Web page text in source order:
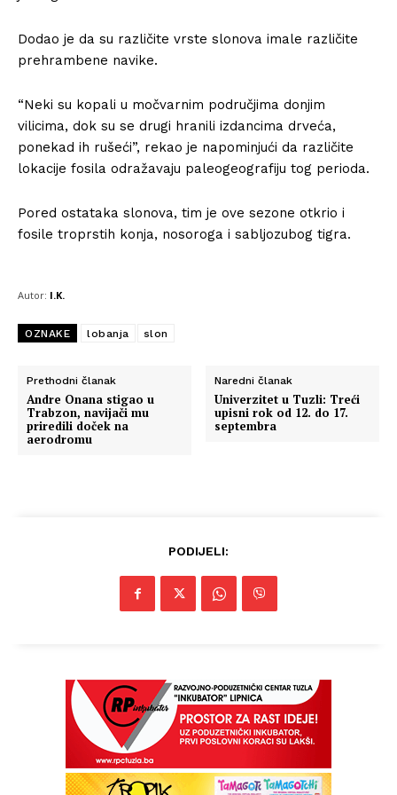
Info
O nama
Kontakt
Dodao je da su različite vrste slonova imale različite
prehrambene navike.
“Neki su kopali u močvarnim područjima donjim
vilicima, dok su se drugi hranili izdancima drveća,
ponekad ih rušeći”, rekao je napominjući da različite
lokacije fosila odražavaju paleogeografiju tog perioda.
Pored ostataka slonova, tim je ove sezone otkrio i
fosile troprstih konja, nosoroga i sabljozubog tigra.
Autor: I.K.
OZNAKE lobanja slon
Prethodni članak
Andre Onana stigao u
Trabzon, navijači mu
priredili doček na
aerodromu
Naredni članak
Univerzitet u Tuzli: Treći
upisni rok od 12. do 17.
septembra
PODIJELI: